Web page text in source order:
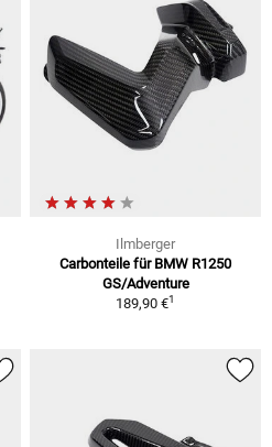
Ilmberger
Carbonteile für BMW R1250
GS/Adventure
189,90 €1